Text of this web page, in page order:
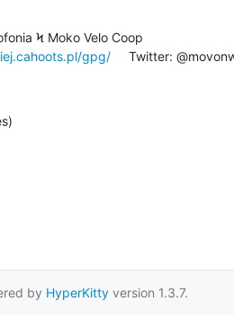
Ϟ Moko Velo Coop
gpg/
Twitter:
by HyperKittyversion 1.3.7.